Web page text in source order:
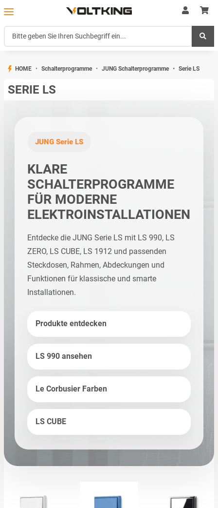
HOME Schalterprogramme JUNG Schalterprogramme Serie LS
SERIE LS
JUNG Serie LS
KLARE
SCHALTERPROGRAMME
FÜR MODERNE
ELEKTROINSTALLATIONEN
Entdecke die JUNG Serie LS mit LS 990, LS
ZERO, LS CUBE, LS 1912 und passenden
Steckdosen, Rahmen, Abdeckungen und
Funktionen für klassische und smarte
Installationen.
Produkte entdecken
LS 990 ansehen
Le Corbusier Farben
LS CUBE